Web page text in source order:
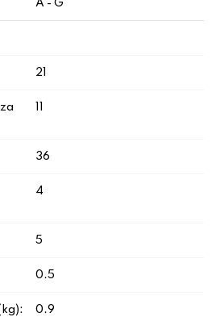
A - G
21
36
4
5
0.5
0.9